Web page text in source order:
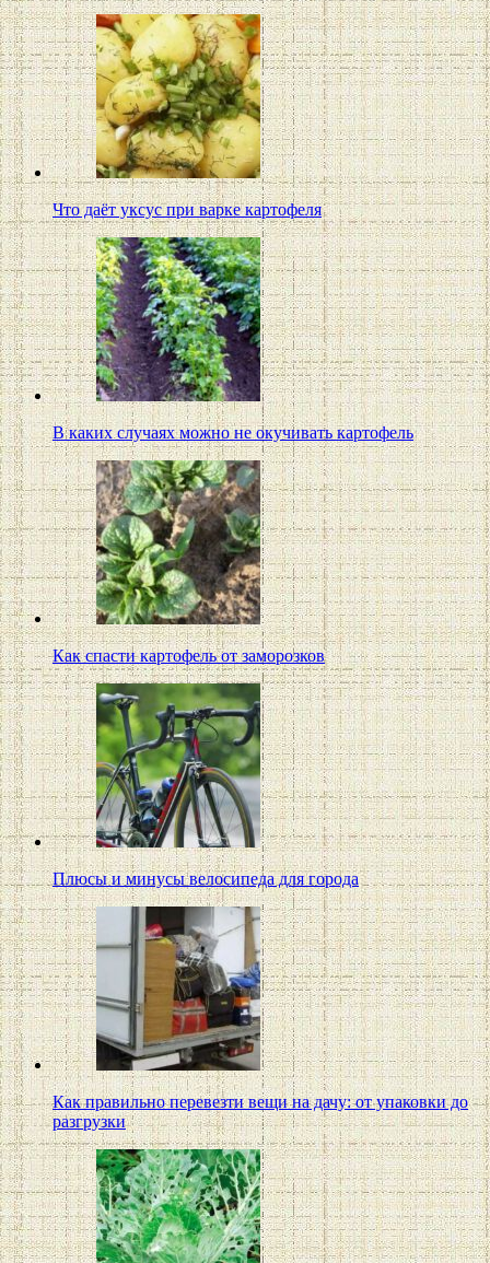
Что даёт уксус при варке картофеля
В каких случаях можно не окучивать картофель
Как спасти картофель от заморозков
Плюсы и минусы велосипеда для города
Как правильно перевезти вещи на дачу: от упаковки до
разгрузки